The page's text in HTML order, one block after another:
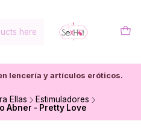
lencería y artículos eróticos.
Ellas
Estimuladores
Abner - Pretty Love